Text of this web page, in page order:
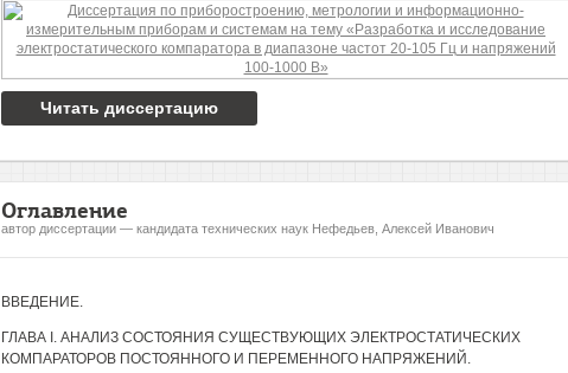
Читать диссертацию
Оглавление
автор диссертации — кандидата технических наук Нефедьев, Алексей Иванович
ВВЕДЕНИЕ.
ГЛАВА I. АНАЛИЗ СОСТОЯНИЯ СУЩЕСТВУЮЩИХ ЭЛЕКТРОСТАТИЧЕСКИХ
КОМПАРАТОРОВ ПОСТОЯННОГО И ПЕРЕМЕННОГО НАПРЯЖЕНИЙ.